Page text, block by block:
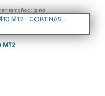
en tamaño original
MT2